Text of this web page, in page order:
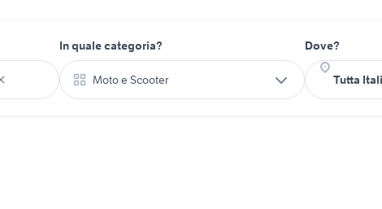
In quale categoria?
Moto e Scooter
Dove?